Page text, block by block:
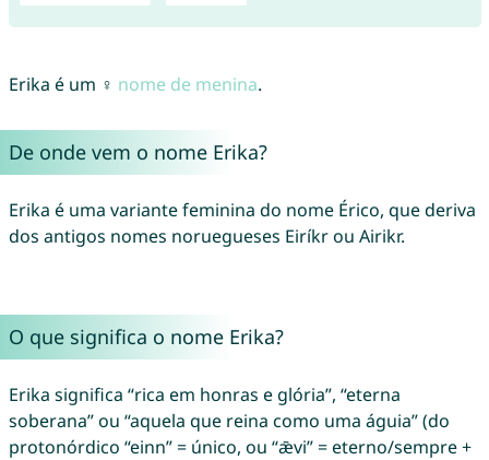
Erika é um ♀ nome de menina.
De onde vem o nome Erika?
Erika é uma variante feminina do nome Érico, que deriva
dos antigos nomes noruegueses Eiríkr ou Airikr.
O que significa o nome Erika?
Erika significa “rica em honras e glória”, “eterna
soberana” ou “aquela que reina como uma águia” (do
protonórdico “einn” = único, ou “ǣvi” = eterno/sempre +